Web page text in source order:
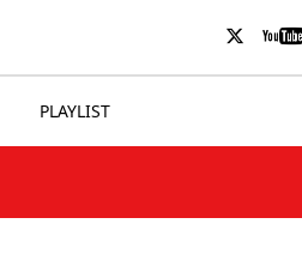
PLAYLIST